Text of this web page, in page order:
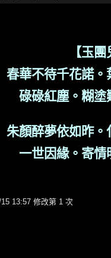
【玉團
春華不待千花諾。
碌碌紅塵。糊塗
朱顏醉夢依如昨。
一世因緣。寄情
13:57 修改第 1 次